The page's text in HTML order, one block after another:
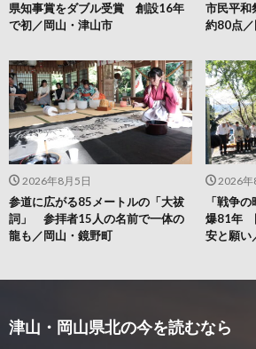
2026年
「戦争
爆81年
安と願い
2026年8月5日
参道に広がる85メートルの「大祓
詞」 参拝者15人の名前で一体の
龍も／岡山・鏡野町
市民平
約80点
県知事賞をダブル受賞 創設16年
で初／岡山・津山市
津山・岡山県北の今を読むなら